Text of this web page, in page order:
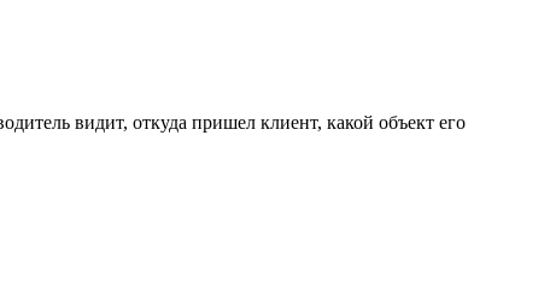
видит, откуда пришел клиент, какой объект его